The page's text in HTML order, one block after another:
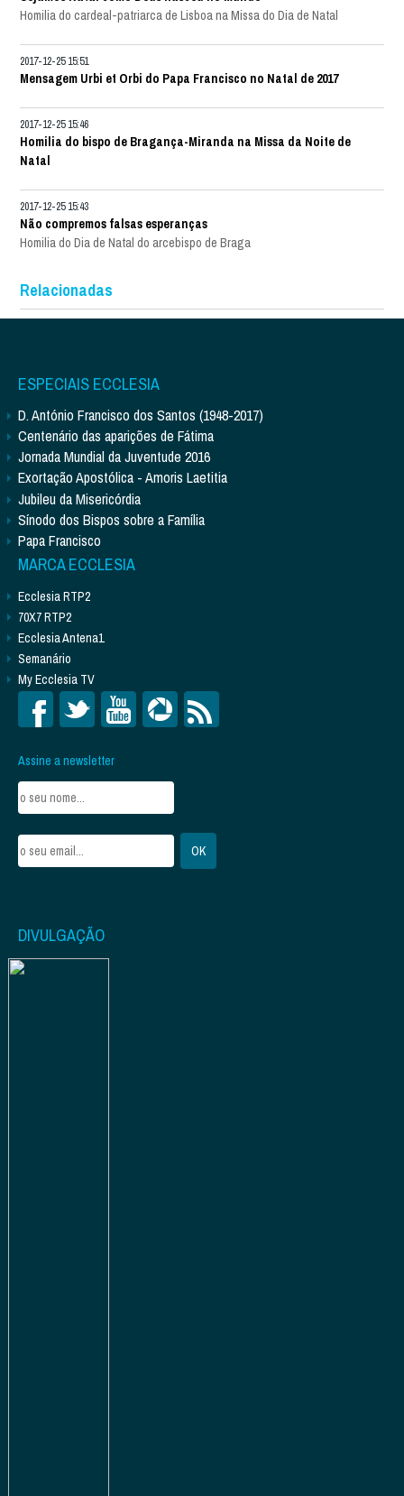
Homilia do cardeal-patriarca de Lisboa na Missa do Dia de Natal
2017-12-25 15:51
Mensagem Urbi et Orbi do Papa Francisco no Natal de 2017
2017-12-25 15:46
Homilia do bispo de Bragança-Miranda na Missa da Noite de
Natal
2017-12-25 15:43
Não compremos falsas esperanças
Homilia do Dia de Natal do arcebispo de Braga
Relacionadas
ESPECIAIS ECCLESIA
D. António Francisco dos Santos (1948-2017)
Centenário das aparições de Fátima
Jornada Mundial da Juventude 2016
Exortação Apostólica - Amoris Laetitia
Jubileu da Misericórdia
Sínodo dos Bispos sobre a Família
Papa Francisco
MARCA ECCLESIA
Ecclesia RTP2
70X7 RTP2
Ecclesia Antena1
Semanário
My Ecclesia TV
Assine a newsletter
DIVULGAÇÃO